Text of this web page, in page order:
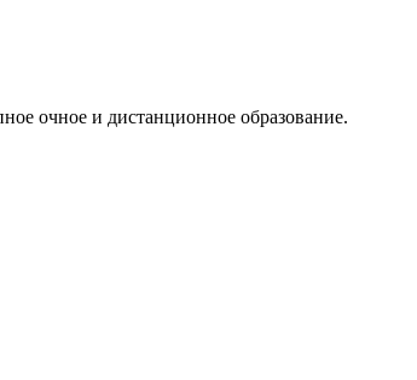
очное и дистанционное образование.